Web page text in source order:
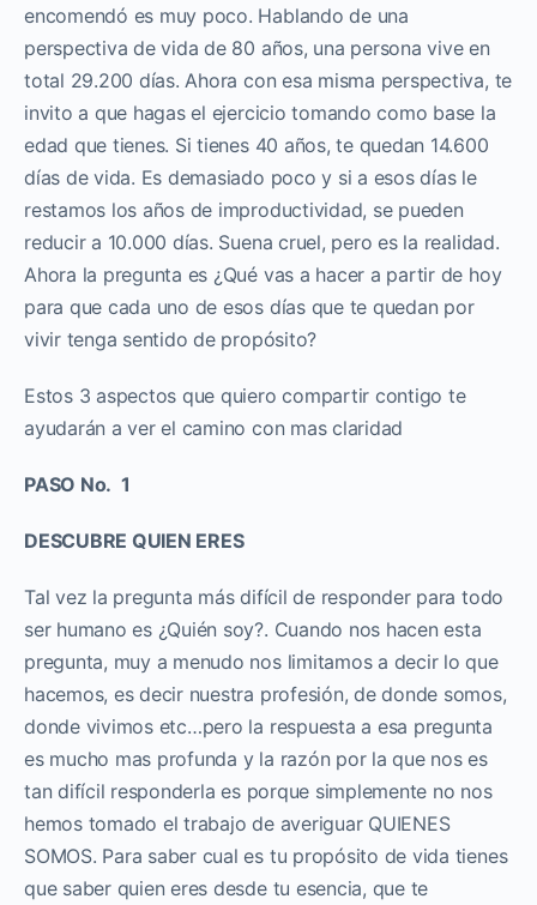
encomendó es muy poco. Hablando de una
perspectiva de vida de 80 años, una persona vive en
total 29.200 días. Ahora con esa misma perspectiva, te
invito a que hagas el ejercicio tomando como base la
edad que tienes. Si tienes 40 años, te quedan 14.600
días de vida. Es demasiado poco y si a esos días le
restamos los años de improductividad, se pueden
reducir a 10.000 días. Suena cruel, pero es la realidad.
Ahora la pregunta es ¿Qué vas a hacer a partir de hoy
para que cada uno de esos días que te quedan por
vivir tenga sentido de propósito?
Estos 3 aspectos que quiero compartir contigo te
ayudarán a ver el camino con mas claridad
PASO No. 1
DESCUBRE QUIEN ERES
Tal vez la pregunta más difícil de responder para todo
ser humano es ¿Quién soy?. Cuando nos hacen esta
pregunta, muy a menudo nos limitamos a decir lo que
hacemos, es decir nuestra profesión, de donde somos,
donde vivimos etc…pero la respuesta a esa pregunta
es mucho mas profunda y la razón por la que nos es
tan difícil responderla es porque simplemente no nos
hemos tomado el trabajo de averiguar QUIENES
SOMOS. Para saber cual es tu propósito de vida tienes
que saber quien eres desde tu esencia, que te